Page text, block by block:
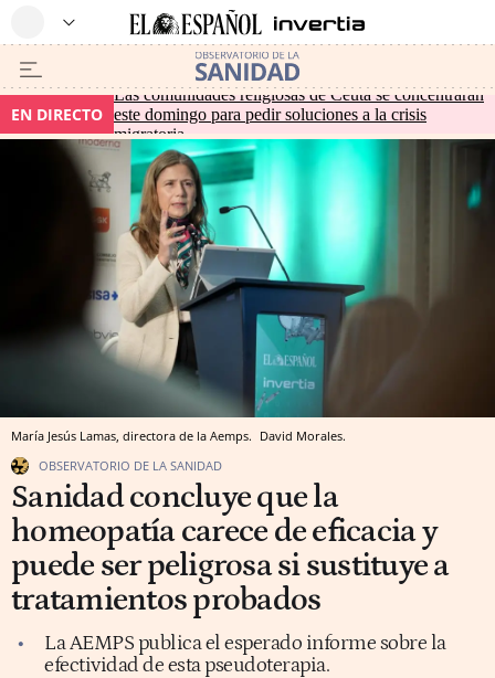
EN DIRECTO
Las comunidades religiosas de Ceuta se concentrarán
este domingo para pedir soluciones a la crisis
migratoria
María Jesús Lamas, directora de la Aemps. David Morales.
OBSERVATORIO DE LA SANIDAD
Sanidad concluye que la
homeopatía carece de eficacia y
puede ser peligrosa si sustituye a
tratamientos probados
La AEMPS publica el esperado informe sobre la
efectividad de esta pseudoterapia.